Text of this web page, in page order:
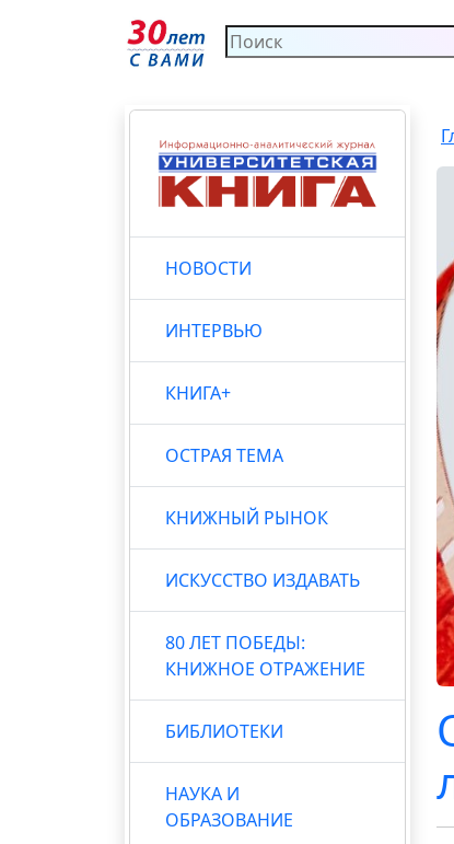
НОВОСТИ
ИНТЕРВЬЮ
КНИГА+
ОСТРАЯ ТЕМА
КНИЖНЫЙ РЫНОК
ИСКУССТВО ИЗДАВАТЬ
80 ЛЕТ ПОБЕДЫ:
КНИЖНОЕ ОТРАЖЕНИЕ
БИБЛИОТЕКИ
НАУКА И
ОБРАЗОВАНИЕ